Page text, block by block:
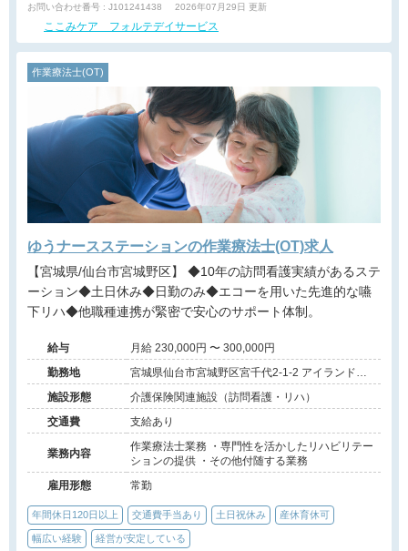
お問い合わせ番号 : J101241438 2026年07月29日 更新
ここみケア フォルテデイサービス
作業療法士(OT)
ゆうナースステーションの作業療法士(OT)求人
【宮城県/仙台市宮城野区】 ◆10年の訪問看護実績があるステ
ーション◆土日休み◆日勤のみ◆エコーを用いた先進的な嚥
下リハ◆他職種連携が緊密で安心のサポート体制。
給与
月給 230,000円 〜 300,000円
勤務地
宮城県仙台市宮城野区宮千代2-1-2 アイランドビ
ル301
施設形態
介護保険関連施設（訪問看護・リハ）
交通費
支給あり
業務内容
作業療法士業務 ・専門性を活かしたリハビリテー
ションの提供 ・その他付随する業務
雇用形態
常勤
年間休日120日以上 交通費手当あり 土日祝休み 産休育休可
幅広い経験 経営が安定している